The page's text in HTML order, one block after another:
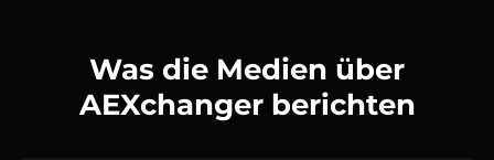
Was die Medien über
AEXchanger berichten